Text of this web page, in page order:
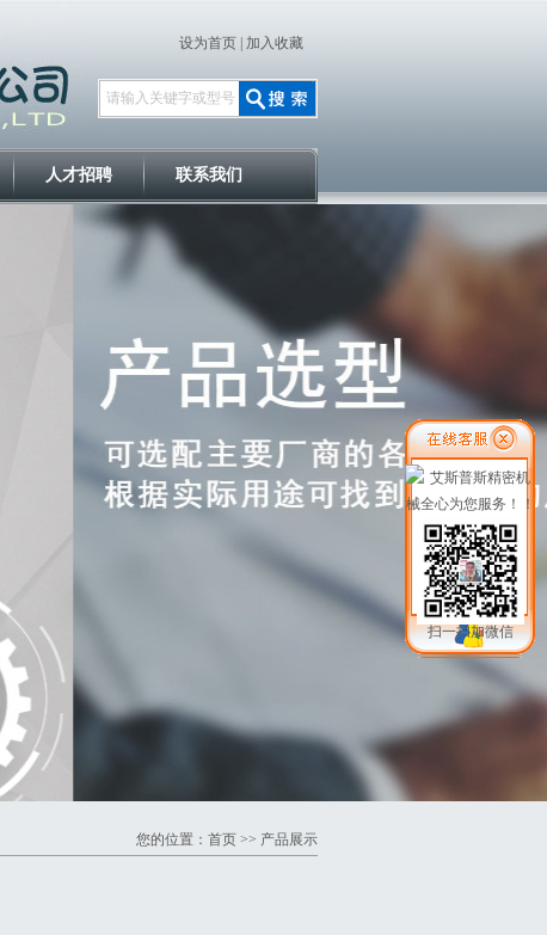
设为首页| 加入收藏
人才招聘 联系我们
您的位置： 首页 >> 产品展示
扫一扫加微信